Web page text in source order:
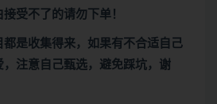
受不了的请勿下单！
是收集得来，如果有不合适自己
，注意自己甄选，避免踩坑，谢